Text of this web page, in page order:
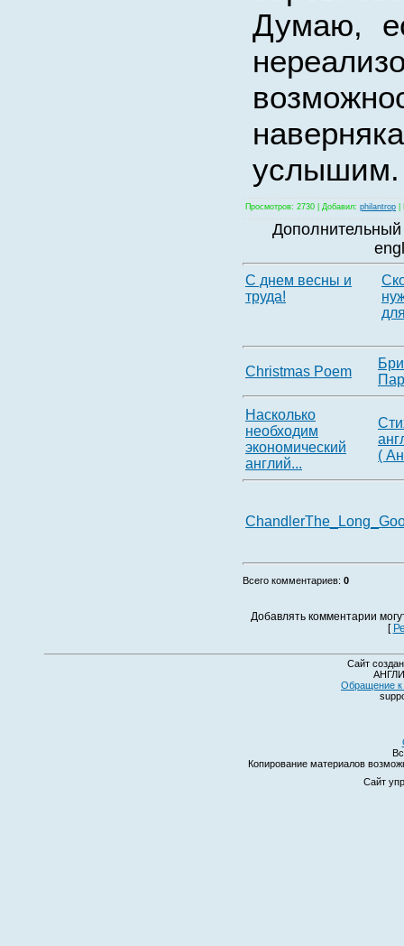
Думаю,
услышим.
Просмотров: 2730 | Добавил: philantrop
С днем весны и
труда!
Christmas Poem
Насколько
необходим
экономический
англий...
(
Всего комментариев: 0
Добавлять комментарии
[
Сайт
Обращение к
Копирование материалов
Сайт